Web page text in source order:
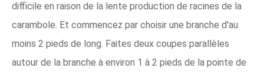
difficile en raison de la lente production de racines de la
carambole. Et commencez par choisir une branche d'au
moins 2 pieds de long. Faites deux coupes parallèles
autour de la branche à environ 1 à 2 pieds de la pointe de